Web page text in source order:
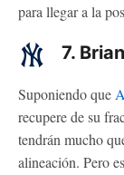
para llegar a la
7.
Suponiendo que
recupere de su
tendrán mucho
alineación. Pero